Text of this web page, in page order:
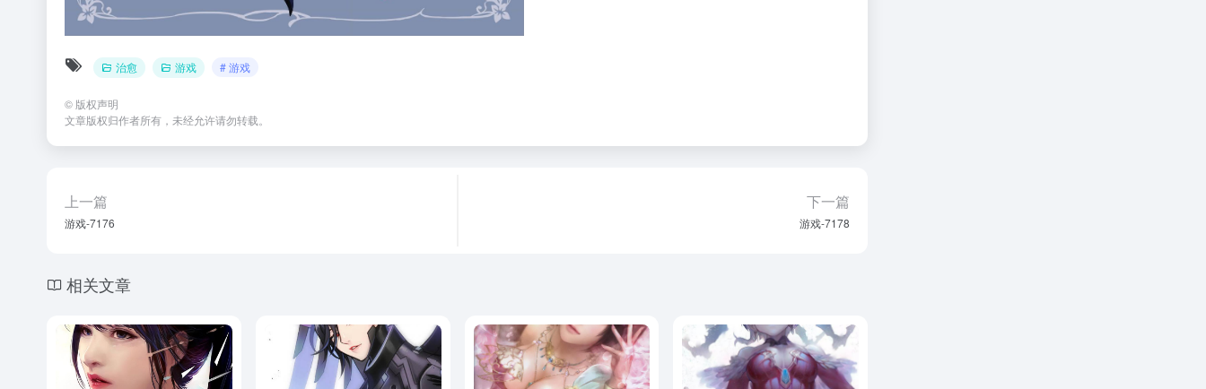
治愈 游戏 # 游戏
© 版权声明
文章版权归作者所有，未经允许请勿转载。
上一篇
游戏-7176
下一篇
游戏-7178
相关文章